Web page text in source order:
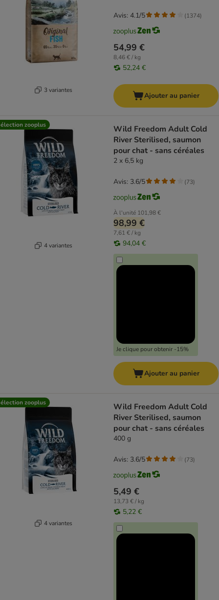
3 variantes
54,99 €
8,46 € / kg
52,24 €
Avis: 4.1/5 (1374)
Ajouter au panier
zooplus
4 variantes
Wild Freedom Adult Cold
River Sterilised, saumon
pour chat - sans céréales
2 x 6,5 kg
À l'unité 101,98 €
98,99 €
7,61 € / kg
94,04 €
Je clique pour obtenir -15%
Avis: 3.6/5 (73)
Ajouter au panier
zooplus
4 variantes
Wild Freedom Adult Cold
River Sterilised, saumon
pour chat - sans céréales
400 g
5,49 €
13,73 € / kg
5,22 €
Avis: 3.6/5 (73)